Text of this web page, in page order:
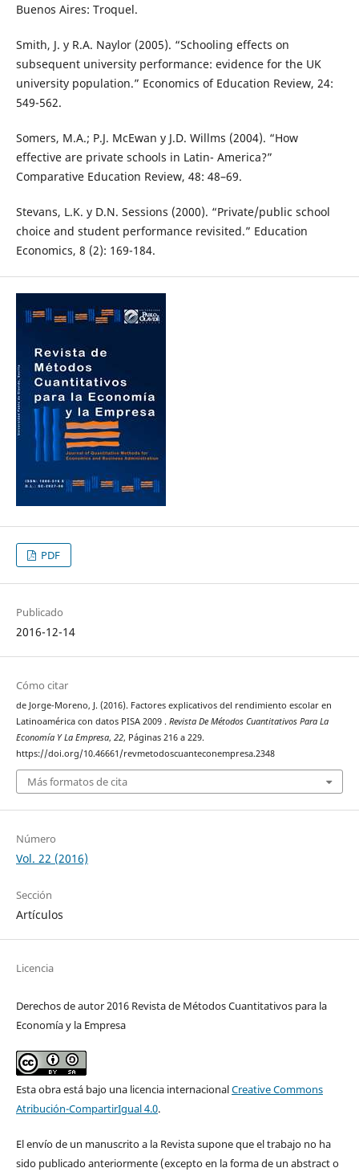
Buenos Aires: Troquel.
Smith, J. y R.A. Naylor (2005). “Schooling effects on
subsequent university performance: evidence for the UK
university population.” Economics of Education Review, 24:
549-562.
Somers, M.A.; P.J. McEwan y J.D. Willms (2004). “How
effective are private schools in Latin- America?”
Comparative Education Review, 48: 48–69.
Stevans, L.K. y D.N. Sessions (2000). “Private/public school
choice and student performance revisited.” Education
Economics, 8 (2): 169-184.
PDF
Publicado
2016-12-14
Cómo citar
de Jorge-Moreno, J. (2016). Factores explicativos del rendimiento escolar en
Latinoamérica con datos PISA 2009 . Revista De Métodos Cuantitativos Para La
Economía Y La Empresa, 22, Páginas 216 a 229.
https://doi.org/10.46661/revmetodoscuanteconempresa.2348
Más formatos de cita
Número
Vol. 22 (2016)
Sección
Artículos
Licencia
Derechos de autor 2016 Revista de Métodos Cuantitativos para la
Economía y la Empresa
Esta obra está bajo una licencia internacionalCreative Commons
Atribución-CompartirIgual 4.0.
El envío de un manuscrito a la Revista supone que el trabajo no ha
sido publicado anteriormente (excepto en la forma de un abstract o